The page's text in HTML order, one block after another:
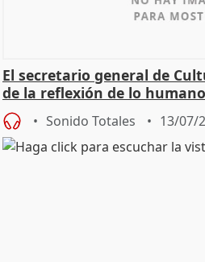
El secretario general de
de la reflexión de lo
Sonido Totales 13/07/